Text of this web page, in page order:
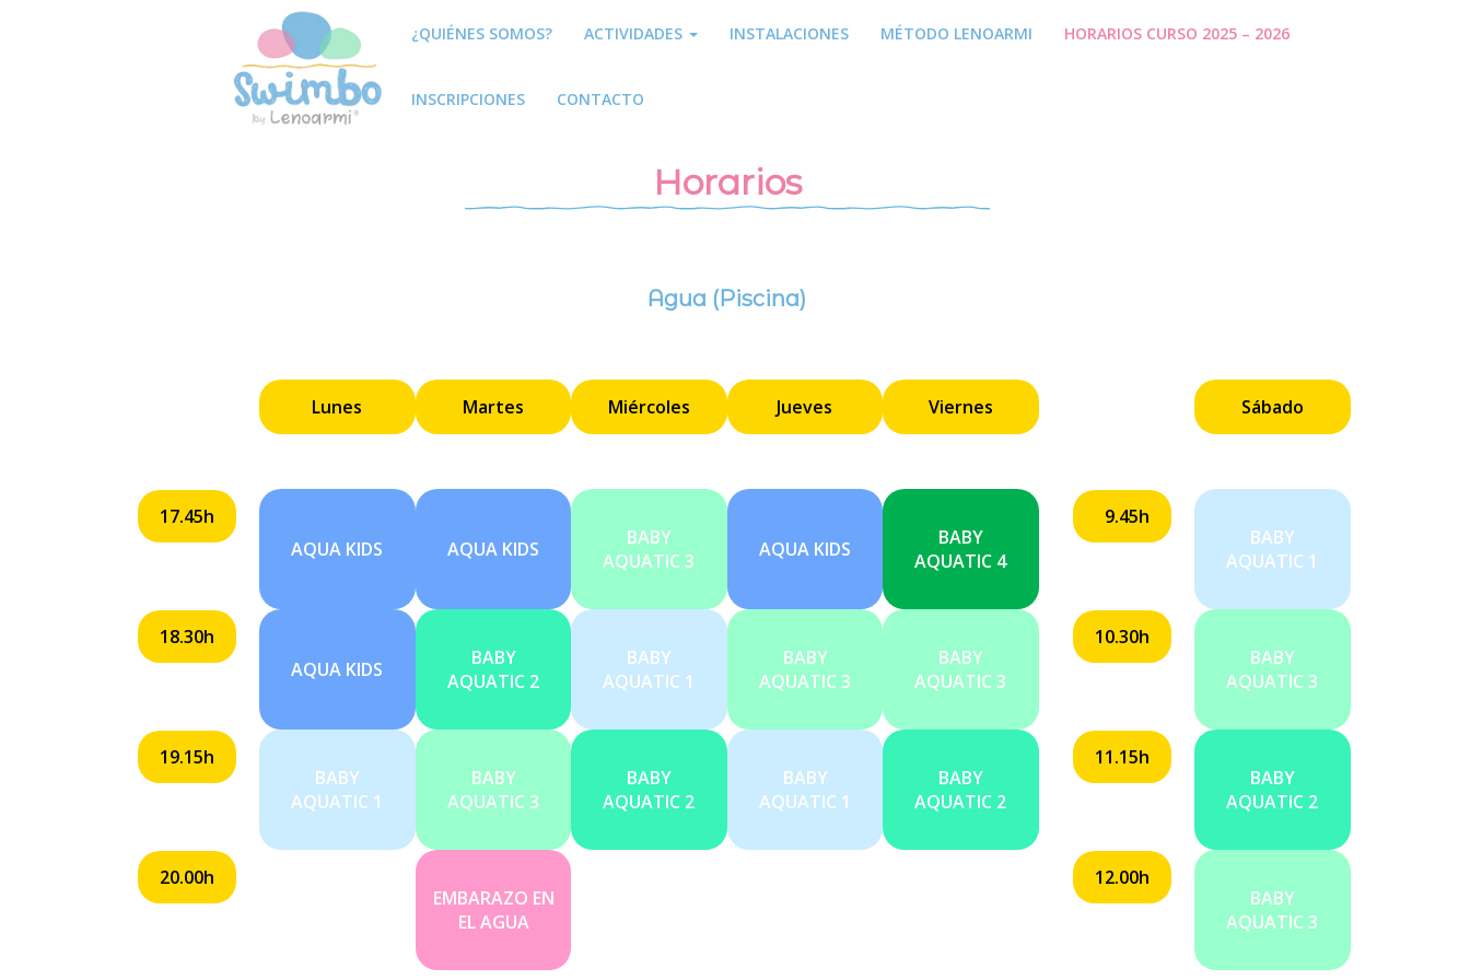
¿QUIÉNES SOMOS? ACTIVIDADES INSTALACIONES MÉTODO LENOARMI HORARIOS CURSO 2025 – 2026
INSCRIPCIONES CONTACTO
Horarios
Agua (Piscina)
Lunes Martes Miércoles Jueves Viernes Sábado
17.45h
AQUA KIDS
AQUA KIDS
BABY
AQUATIC 3
AQUA KIDS
BABY
AQUATIC 4
9.45h
BABY
AQUATIC 1
18.30h
AQUA KIDS
BABY
AQUATIC 2
BABY
AQUATIC 1
BABY
AQUATIC 3
BABY
AQUATIC 3
10.30h
BABY
AQUATIC 3
19.15h
BABY
AQUATIC 1
BABY
AQUATIC 3
BABY
AQUATIC 2
BABY
AQUATIC 1
BABY
AQUATIC 2
11.15h
BABY
AQUATIC 2
20.00h
EMBARAZO EN
EL AGUA
12.00h
BABY
AQUATIC 3